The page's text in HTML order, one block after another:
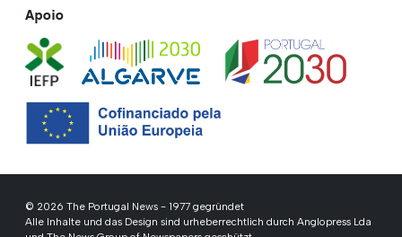
Apoio
© 2026 The Portugal News - 1977 gegründet
Alle Inhalte und das Design sind urheberrechtlich durch Anglopress Lda